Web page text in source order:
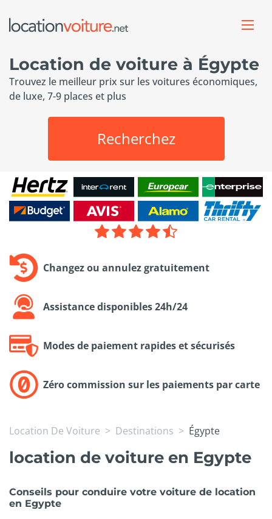
Location de voiture à Égypte
Trouvez le meilleur prix sur les voitures économiques,
de luxe, 7-9 places et plus
Recherchez
Changez ou annulez gratuitement
Assistance disponibles 24h/24
Modes de paiement rapides et sécurisés
Zéro commission sur les paiements par carte
Location De Voiture Destinations Égypte
location de voiture en Egypte
Conseils pour conduire votre voiture de location
en Egypte